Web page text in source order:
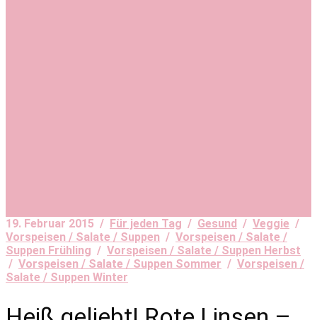
19. Februar 2015 / Für jeden Tag / Gesund / Veggie /
Vorspeisen / Salate / Suppen / Vorspeisen / Salate /
Suppen Frühling / Vorspeisen / Salate / Suppen Herbst
/ Vorspeisen / Salate / Suppen Sommer / Vorspeisen /
Salate / Suppen Winter